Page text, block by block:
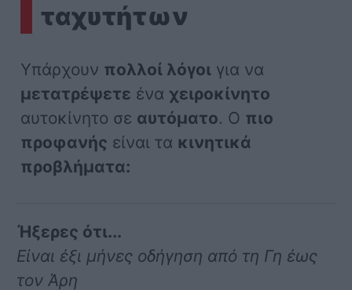
ταχυτήτων
Υπάρχουν πολλοί λόγοι για να
μετατρέψετε έναχειροκίνητο
αυτοκίνητο σε αυτόματο. Ο πιο
προφανής είναι τα κινητικά
προβλήματα:
Ήξερες ότι...
Είναι έξι μήνες οδήγηση από τη Γη έως
τον Άρη